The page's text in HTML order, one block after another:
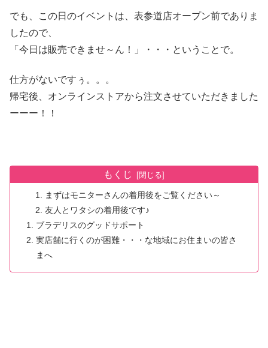
でも、この日のイベントは、表参道店オープン前でありま
したので、
「今日は販売できませ～ん！」・・・ということで。
仕方がないですぅ。。。
帰宅後、オンラインストアから注文させていただきました
ーーー！！
もくじ
まずはモニターさんの着用後をご覧ください～
友人とワタシの着用後です♪
ブラデリスのグッドサポート
実店舗に行くのが困難・・・な地域にお住まいの皆さ
まへ